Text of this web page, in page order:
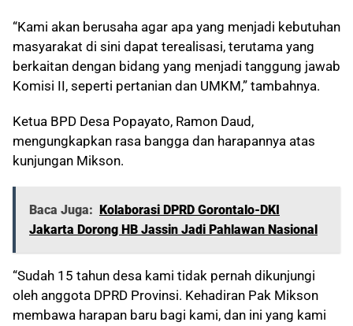
“Kami akan berusaha agar apa yang menjadi kebutuhan
masyarakat di sini dapat terealisasi, terutama yang
berkaitan dengan bidang yang menjadi tanggung jawab
Komisi II, seperti pertanian dan UMKM,” tambahnya.
Ketua BPD Desa Popayato, Ramon Daud,
mengungkapkan rasa bangga dan harapannya atas
kunjungan Mikson.
Baca Juga: Kolaborasi DPRD Gorontalo-DKI
Jakarta Dorong HB Jassin Jadi Pahlawan Nasional
“Sudah 15 tahun desa kami tidak pernah dikunjungi
oleh anggota DPRD Provinsi. Kehadiran Pak Mikson
membawa harapan baru bagi kami, dan ini yang kami